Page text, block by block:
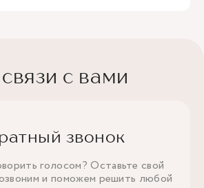
с вами
звонок
голосом? Оставьте свой
и поможем решить любой